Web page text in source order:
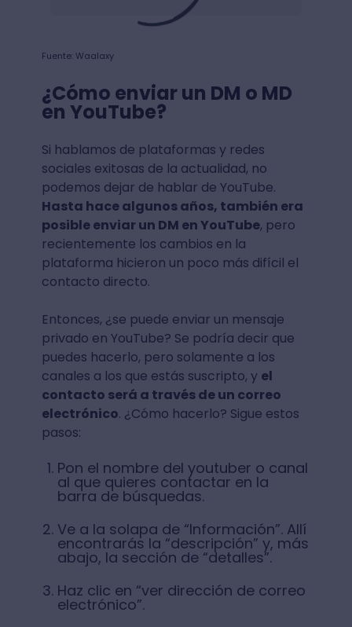
Fuente: Waalaxy
¿Cómo enviar un DM o MD
en YouTube?
Si hablamos de plataformas y redes
sociales exitosas de la actualidad, no
podemos dejar de hablar de YouTube.
Hasta hace algunos años, también era
posible enviar un DM en YouTube, pero
recientemente los cambios en la
plataforma hicieron un poco más difícil el
contacto directo.
Entonces, ¿se puede enviar un mensaje
privado en YouTube? Se podría decir que
puedes hacerlo, pero solamente a los
canales a los que estás suscripto, y el
contacto será a través de un correo
electrónico. ¿Cómo hacerlo? Sigue estos
pasos:
Pon el nombre del youtuber o canal
al que quieres contactar en la
barra de búsquedas.
Ve a la solapa de “Información”. Allí
encontrarás la “descripción” y, más
abajo, la sección de “detalles”.
Haz clic en “ver dirección de correo
electrónico”.